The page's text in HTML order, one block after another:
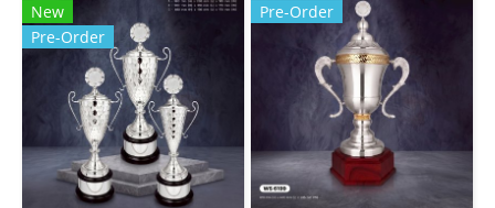
New
Pre-Order
Pre-Order